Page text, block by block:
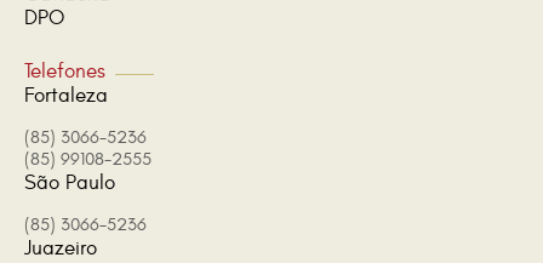
DPO
Telefones
Fortaleza
(85) 3066-5236
(85) 99108-2555
São Paulo
(85) 3066-5236
Juazeiro